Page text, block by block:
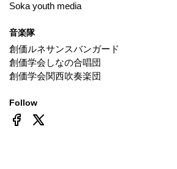
Soka youth media
音楽隊
創価ルネサンスバンガード
創価学会しなの合唱団
創価学会関西吹奏楽団
Follow